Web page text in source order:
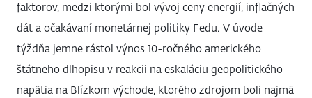
faktorov, medzi ktorými bol vývoj ceny energií, inflačných
dát a očakávaní monetárnej politiky Fedu. V úvode
týždňa jemne rástol výnos 10-ročného amerického
štátneho dlhopisu v reakcii na eskaláciu geopolitického
napätia na Blízkom východe, ktorého zdrojom boli najmä